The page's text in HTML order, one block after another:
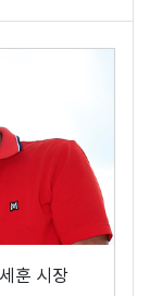
훈 시장